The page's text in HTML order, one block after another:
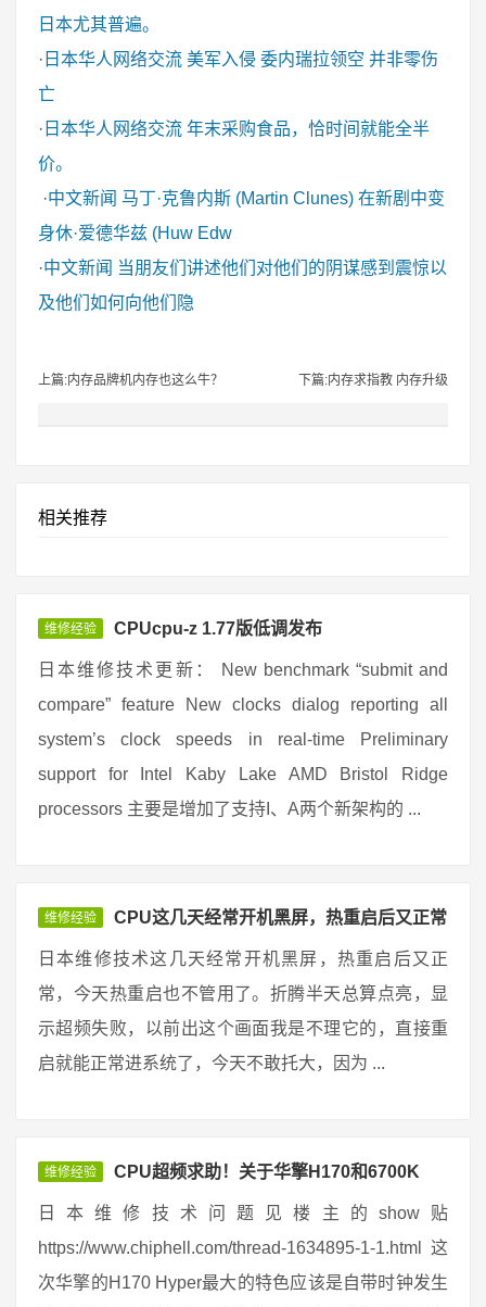
日本尤其普遍。
· 日本华人网络交流 美军入侵 委内瑞拉领空 并非零伤
亡
· 日本华人网络交流 年末采购食品，恰时间就能全半
价。
·中文新闻 马丁·克鲁内斯 (Martin Clunes) 在新剧中变
身休·爱德华兹 (Huw Edw
·中文新闻 当朋友们讲述他们对他们的阴谋感到震惊以
及他们如何向他们隐
上篇:内存品牌机内存也这么牛？ 下篇:内存求指教 内存升级
相关推荐
维修经验 CPUcpu-z 1.77版低调发布
日本维修技术更新： New benchmark “submit and
compare” feature New clocks dialog reporting all
system’s clock speeds in real-time Preliminary
support for Intel Kaby Lake AMD Bristol Ridge
processors 主要是增加了支持I、A两个新架构的 ...
维修经验 CPU这几天经常开机黑屏，热重启后又正常
日本维修技术这几天经常开机黑屏，热重启后又正
常，今天热重启也不管用了。折腾半天总算点亮，显
示超频失败，以前出这个画面我是不理它的，直接重
启就能正常进系统了，今天不敢托大，因为 ...
维修经验 CPU超频求助！关于华擎H170和6700K
日本维修技术问题见楼主的show贴
https://www.chiphell.com/thread-1634895-1-1.html 这
次华擎的H170 Hyper最大的特色应该是自带时钟发生